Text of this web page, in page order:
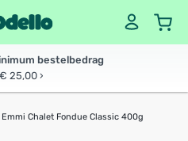
bestelbedrag
25,00 ›
Emmi Chalet Fondue Classic 400g